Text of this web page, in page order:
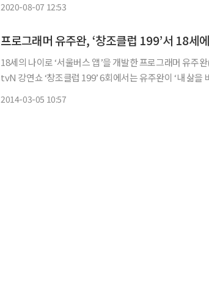
2020-08-07 12:53
18세의 나이로 ‘서울버스 앱’을 개발한 프로그래머 유주완(22)이
tvN 강연쇼 ‘창조클럽 199’ 6회에서는 유주완이 ‘내 삶을
2014-03-05 10:57